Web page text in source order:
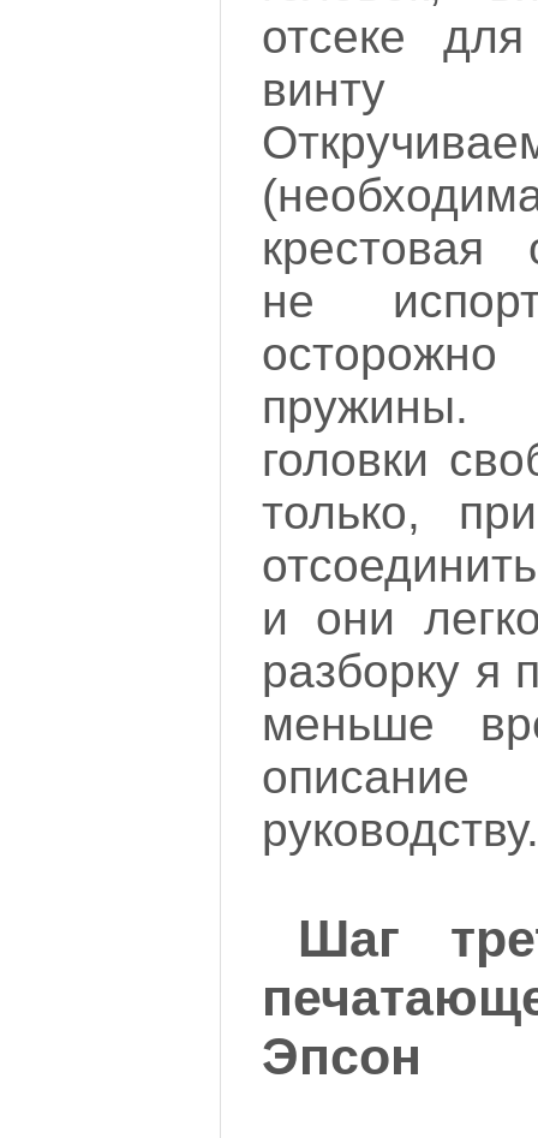
отсеке
винту
крестовая
не
головки
только,
и они
разборку я
меньше
руководству.
Шаг
Эпсон